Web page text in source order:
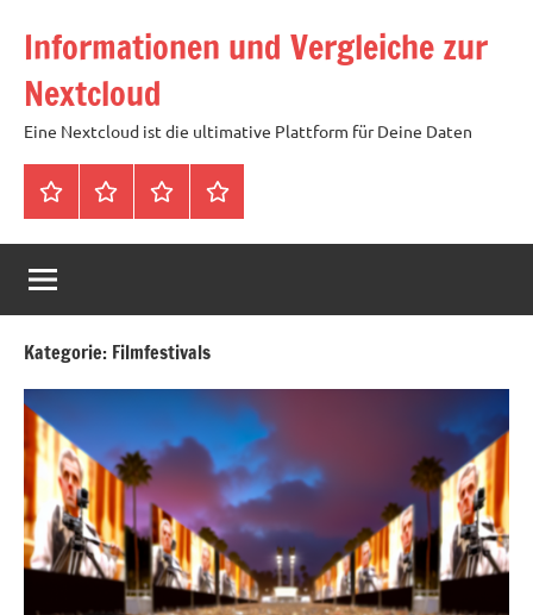
Inhalt
springen
Informationen und Vergleiche zur
Nextcloud
Eine Nextcloud ist die ultimative Plattform für Deine Daten
StartseiteNeuste
Artikel
Cloud
mit
Speicher
Euro
/
mtl
Tags
Kategorie: Filmfestivals